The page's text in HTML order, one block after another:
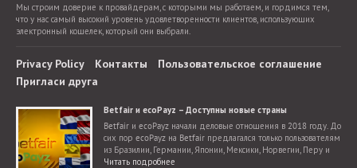
Мы строим доверие к провайдерам, с которыми мы работаем, и гордимся тем,
что у нас самый высокий уровень удовлетворенности клиентов, использующих
электронный кошелек, который они выбрали.
Privacy Policy Контакты
Пользовательское соглашение
Пригласи друга
Betfair и ecoPayz – Доступны новые страны
Betfair и ecoPayz начали деловые отношения в 2018 году. До
сих пор ecoPayz на Betfair предлагался только пользователям
из Бразилии, Германии, Японии, Мексики, Норвегии, Перу и
Словакии. Теперь добавилось гораздо больше стран.
Читать подробнее